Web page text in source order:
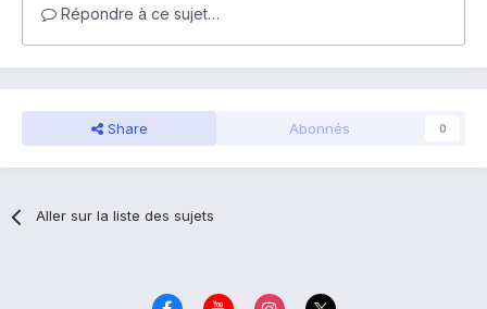
Répondre à ce sujet…
Share Abonnés 0
Aller sur la liste des sujets